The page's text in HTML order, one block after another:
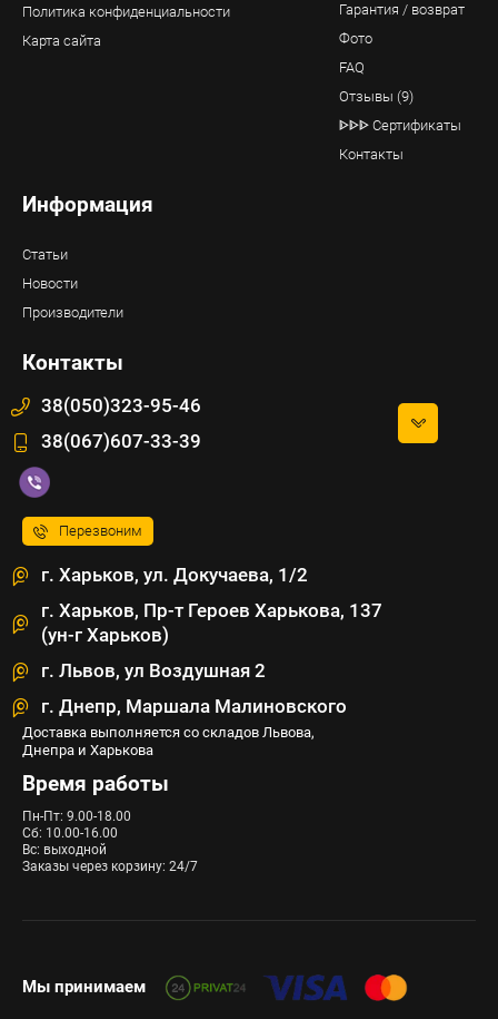
Политика конфиденциальности
Карта сайта
Гарантия / возврат
Фото
FAQ
Отзывы (9)
ᐈᐈᐈ Сертификаты
Контакты
Информация
Статьи
Новости
Производители
Контакты
38(050)323-95-46
38(067)607-33-39
Перезвоним
г. Харьков, ул. Докучаева, 1/2
г. Харьков, Пр-т Героев Харькова, 137
(ун-г Харьков)
г. Львов, ул Воздушная 2
г. Днепр, Маршала Малиновского
Доставка выполняется со складов Львова,
Днепра и Харькова
Время работы
Пн-Пт: 9.00-18.00
Сб: 10.00-16.00
Вс: выходной
Заказы через корзину: 24/7
Мы принимаем